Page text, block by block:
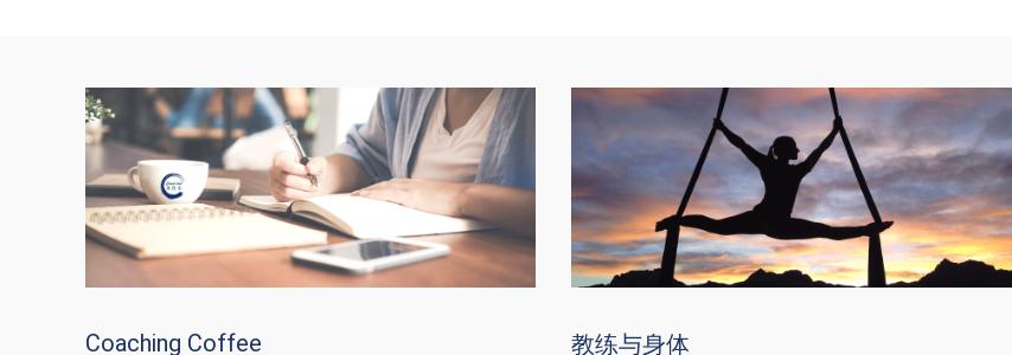
Coaching Coffee 教练与身体